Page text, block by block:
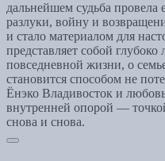
дальнейшем судьба
разлуки, войну и
и стало материалом для
представляет собой
повседневной жизни, о
становится способом не
Ёнэко Владивосток и
внутренней опорой —
снова и снова.